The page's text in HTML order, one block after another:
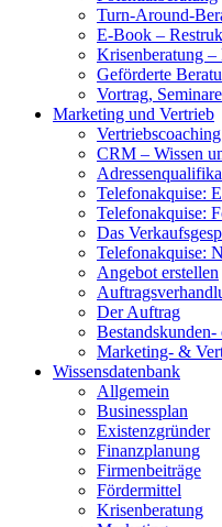
Turn-Around-
E-Book –
Krisenberatung
Geförderte
Vortrag,
Marketing und Vertrieb
CRM – Wissen
Telefonakquise:
Telefonakquise:
Das
Telefonakquise:
Angebot erstellen
Der Auftrag
Marketing- &
Wissensdatenbank
Allgemein
Businessplan
Existenzgründer
Finanzplanung
Firmenbeiträge
Fördermittel
Krisenberatung